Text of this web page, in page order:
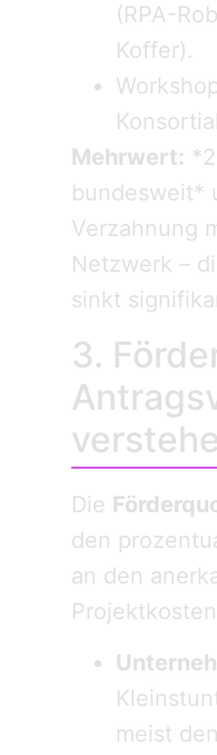
(RPA-
Koffer).
Mehrwert:
bundesweit*
Verzahnung
Netzwerk –
sinkt
3.
Die
den
an den
meist